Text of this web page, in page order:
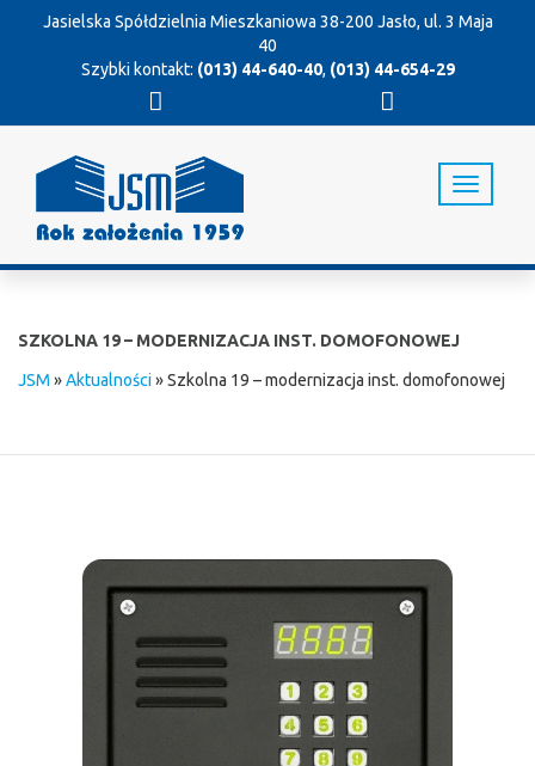
Jasielska Spółdzielnia Mieszkaniowa 38-200 Jasło, ul. 3 Maja
40
Szybki kontakt: (013) 44-640-40, (013) 44-654-29
T
o
v
SZKOLNA 19 – MODERNIZACJA INST. DOMOFONOWEJ
JSM »Aktualności»Szkolna 19 – modernizacja inst. domofonowej